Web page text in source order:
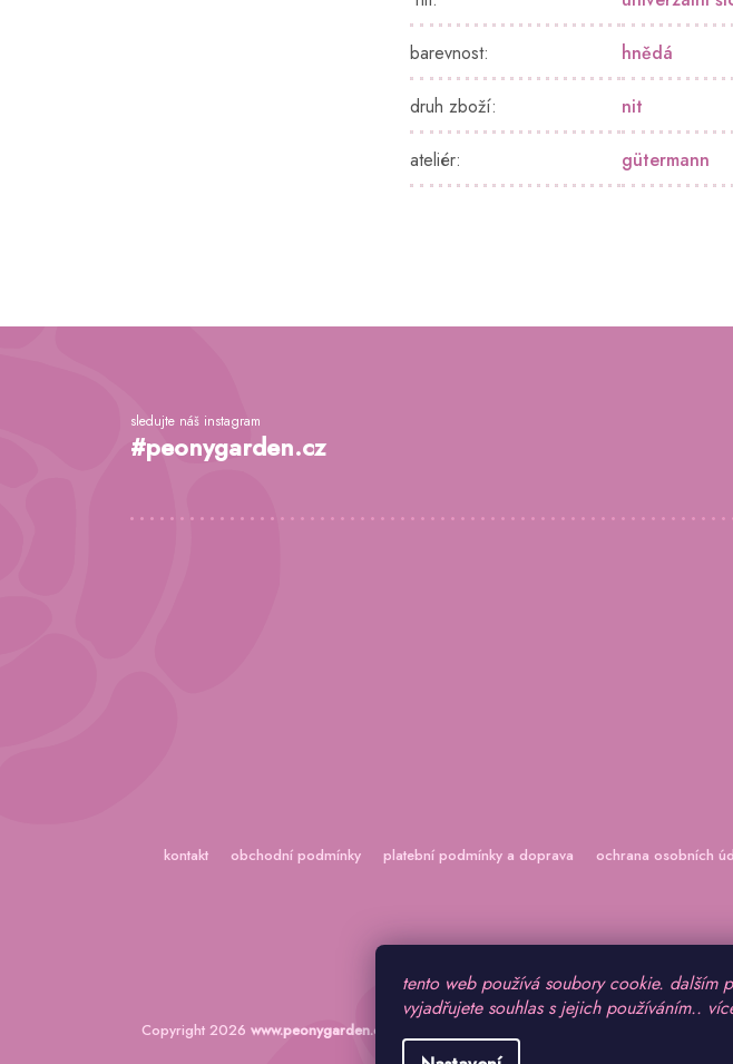
tento web používá soubory cookie. dalším
vyjadřujete souhlas s jejich používáním..
barevnost: hnědá
druh zboží: nit
ateliér: gütermann
Z
sledujte náš instagram
#peonygarden.cz
kontakt obchodní podmínky platební podmínky a doprava ochrana osobních
Copyright 2026 www.peonygarden.cz